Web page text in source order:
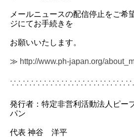
メールニュースの配信停止をご希
ジにてお手続きを
お願いいたします。
≫ http://www.ph-japan.org/
発行者：特定非営利活動法人ピー
パン
代表 神谷 洋平